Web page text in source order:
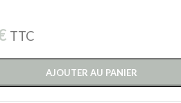
TTC
AJOUTER AU PANIER